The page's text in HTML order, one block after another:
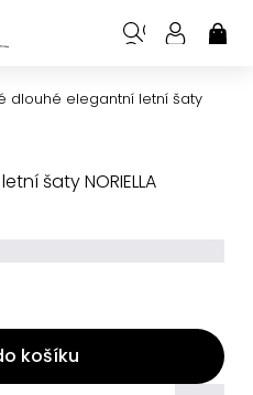
dlouhé elegantní letní šaty
šaty NORIELLA
košíku